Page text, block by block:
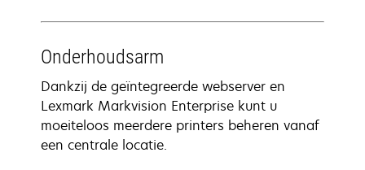
Onderhoudsarm
Dankzij de geïntegreerde webserver en
Lexmark Markvision Enterprise kunt u
moeiteloos meerdere printers beheren vanaf
een centrale locatie.